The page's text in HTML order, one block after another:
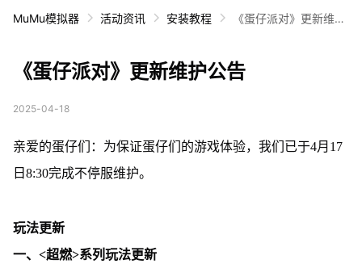
MuMu模拟器 活动资讯 安装教程
《蛋仔派对》更新维护
《蛋仔派对》更新维护公告
2025-04-18
亲爱的蛋仔们：为保证蛋仔们的游戏体验，我们已于4月17
日8:30完成不停服维护。
玩法更新
一、<超燃>系列玩法更新